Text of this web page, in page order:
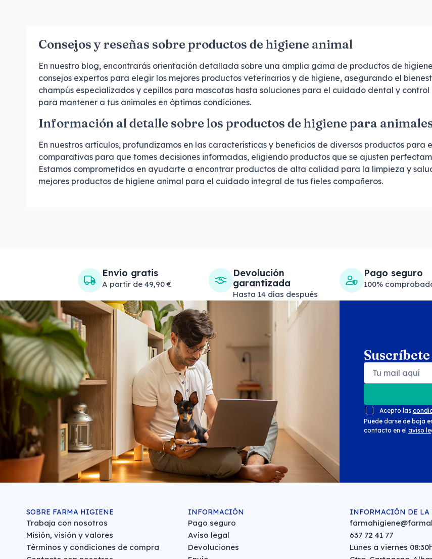
Consejos y reseñas sobre productos de higiene animal
En nuestro blog, encontrarás orientación detallada sobre una amplia gama de productos de
consejos expertos para elegir los mejores productos veterinarios y de higiene, asegurando el
champús especializados y cepillos para mascotas hasta soluciones para el cuidado dental y
para mantener a tus animales en óptimas condiciones.
Información al detalle sobre los productos de higiene para
En nuestros artículos, profundizamos en las características y beneficios de diversos productos para
comparativas para que tomes decisiones informadas, eligiendo productos que se ajusten
Estamos comprometidos en ayudarte a encontrar productos de alta calidad para la limpieza y
mejores productos de higiene animal para el cuidado integral de tus fieles compañeros.
Envío gratis
A partir de 49,90 €
Devolución
garantizada
Hasta 14 días después
Pago seguro
100%
Acepto las
Puede darse de baja
contacto en el aviso
Search products
SOBRE FARMA HIGIENE
Trabaja con nosotros
Misión, visión y valores
Términos y condiciones de compra
INFORMACIÓN
Pago seguro
Aviso legal
Devoluciones
INFORMACIÓN DE
637 72 41 77
Lunes a viernes